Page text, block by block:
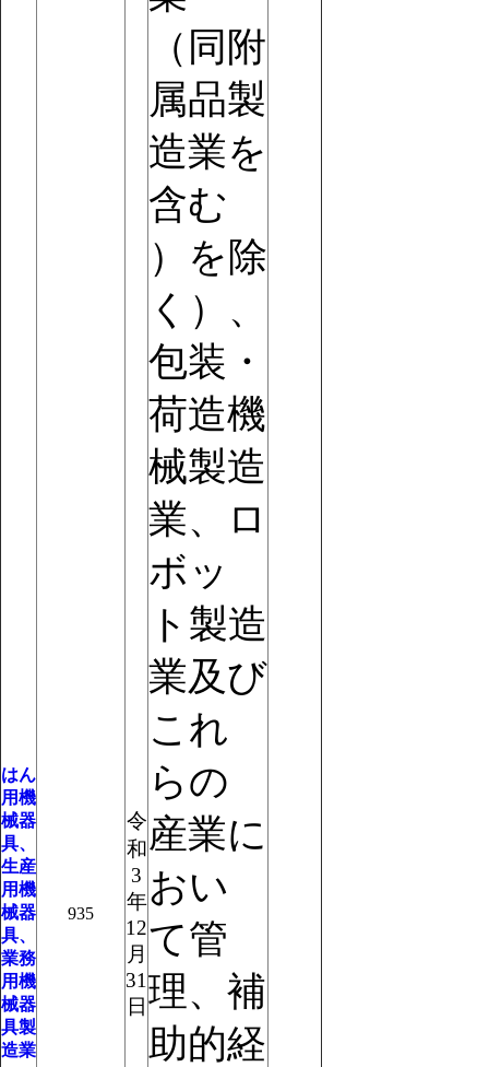
はん
用機
械器
具、
生産
用機
械器
具、
業務
用機
械器
具製
造業
935
令
和
3
年
12
月
31
日
（同附
属品製
造業を
含む
）を除
く）、
包装・
荷造機
械製造
業、ロ
ボッ
ト製造
業及び
これ
らの
産業に
おい
て管
理、補
助的経